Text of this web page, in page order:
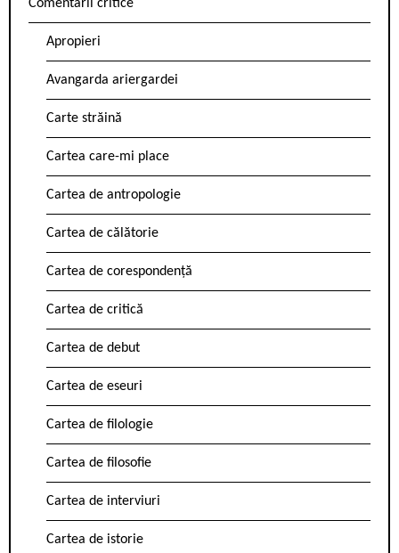
Comentarii critice
Apropieri
Avangarda ariergardei
Carte străină
Cartea care-mi place
Cartea de antropologie
Cartea de călătorie
Cartea de corespondență
Cartea de critică
Cartea de debut
Cartea de eseuri
Cartea de filologie
Cartea de filosofie
Cartea de interviuri
Cartea de istorie